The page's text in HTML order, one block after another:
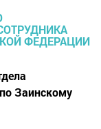
Заинскому